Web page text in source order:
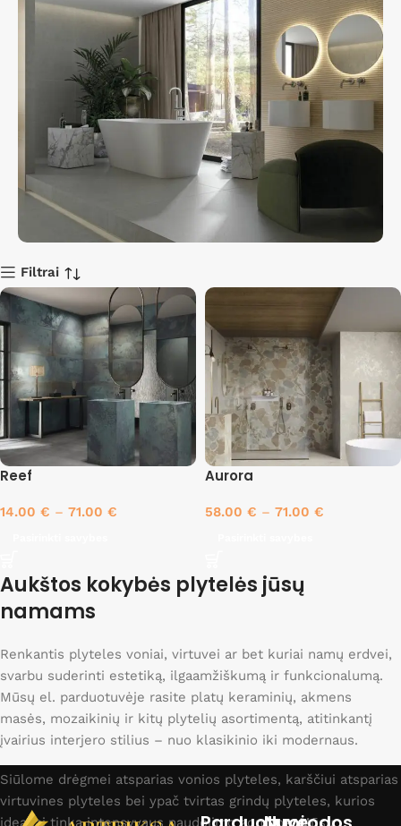
Išpardavimas
Nuolaidos iki 40%
Apsipirkti
Filtrai
Reef
14.00 € – 71.00 €
Aurora
58.00 € – 71.00 €
Aukštos kokybės plytelės jūsų
namams
Renkantis plyteles voniai, virtuvei ar bet kuriai namų erdvei,
svarbu suderinti estetiką, ilgaamžiškumą ir funkcionalumą.
Mūsų el. parduotuvėje rasite platų keraminių, akmens
masės, mozaikinių ir kitų plytelių asortimentą, atitinkantį
įvairius interjero stilius – nuo klasikinio iki modernaus.
Siūlome drėgmei atsparias vonios plyteles, karščiui atsparias
virtuvines plyteles bei ypač tvirtas grindų plyteles, kurios
idealiai tinka intensyvaus naudojimo zonoms. Mūsų